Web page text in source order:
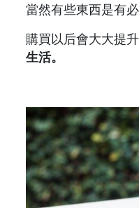
當然有些東西是有必
購買以后會大大提
生活。